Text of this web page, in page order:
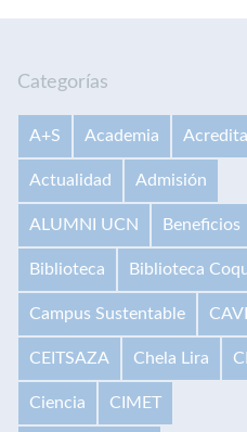
Categorías
A+S Academia
Actualidad Admisión
ALUMNI UCN Beneficios
Biblioteca Biblioteca
Campus Sustentable
CEITSAZA Chela Lira
Ciencia CIMET